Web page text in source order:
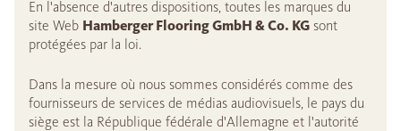
En l'absence d'autres dispositions, toutes les marques du
site Web Hamberger Flooring GmbH & Co. KG sont
protégées par la loi.
Dans la mesure où nous sommes considérés comme des
fournisseurs de services de médias audiovisuels, le pays du
siège est la République fédérale d'Allemagne et l'autorité